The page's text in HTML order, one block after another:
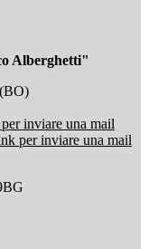
Alberghetti"
inviare una mail
per inviare una mail